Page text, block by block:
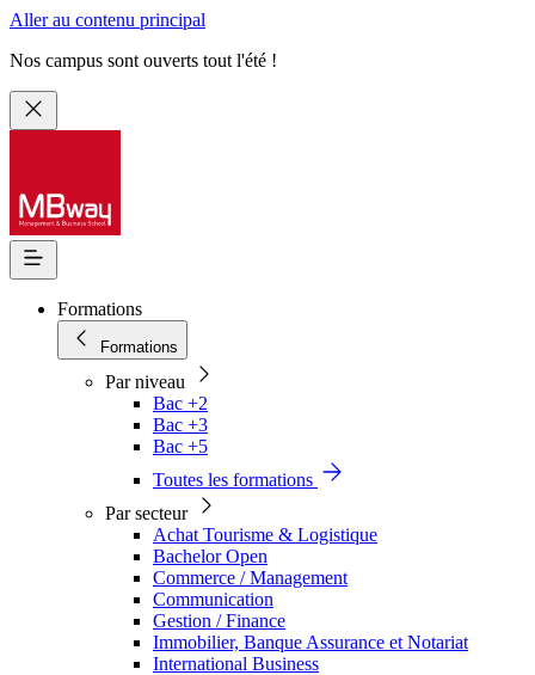
Aller au contenu principal
Nos campus sont ouverts tout l'été !
Formations
Formations
Par niveau
Bac +2
Bac +3
Bac +5
Toutes les formations
Par secteur
Achat Tourisme & Logistique
Bachelor Open
Commerce / Management
Communication
Gestion / Finance
Immobilier, Banque Assurance et Notariat
International Business